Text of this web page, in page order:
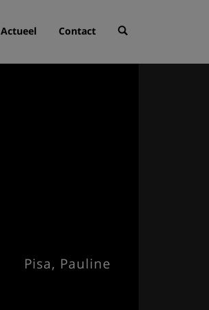
Actueel Contact
Pisa, Pauline